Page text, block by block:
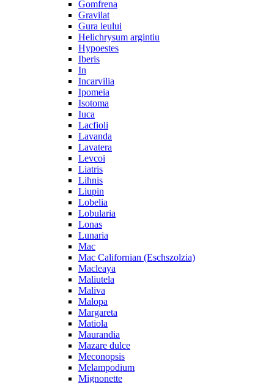
Gomfrena
Gravilat
Gura leului
Helichrysum argintiu
Hypoestes
Iberis
In
Incarvilia
Ipomeia
Isotoma
Iuca
Lacfioli
Lavanda
Lavatera
Levcoi
Liatris
Lihnis
Liupin
Lobelia
Lobularia
Lonas
Lunaria
Mac
Mac Californian (Eschszolzia)
Macleaya
Maliutela
Maliva
Malopa
Margareta
Matiola
Maurandia
Mazare dulce
Meconopsis
Melampodium
Mignonette